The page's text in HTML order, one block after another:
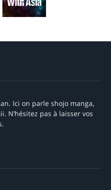
Ici on parle shojo manga,
N’hésitez pas à laisser vos